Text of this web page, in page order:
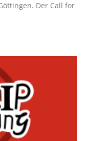
Der Call for